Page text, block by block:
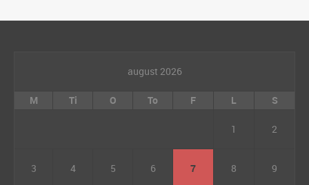
august 2026
M Ti O To F L S
1 2
3 4 5 6 7 8 9